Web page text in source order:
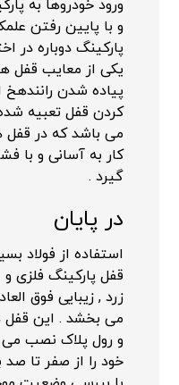
ورود خودروها به
و با پایین رفتن
پارکینگ دوباره در
یکی از معایب قفل
پیاده شدن رانندهخ
کردن قفل تعبیه
می باشد که در قفل
کار به آسانی و با
گیرد .
در پایان
استفاده از فولاد
قفل پارکینگ فلزی و
زرد , زیبایی فوق
می بخشد . این قفل
و رول پلاک نصب می
خود را از صفر تا